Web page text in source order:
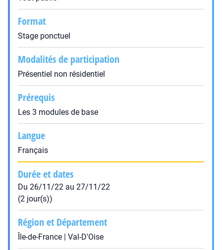
Format
Stage ponctuel
Modalités de participation
Présentiel non résidentiel
Prérequis
Les 3 modules de base
Langue
Français
Durée et dates
Du 26/11/22 au 27/11/22
(2 jour(s))
Région et Département
Île-de-France | Val-D'Oise